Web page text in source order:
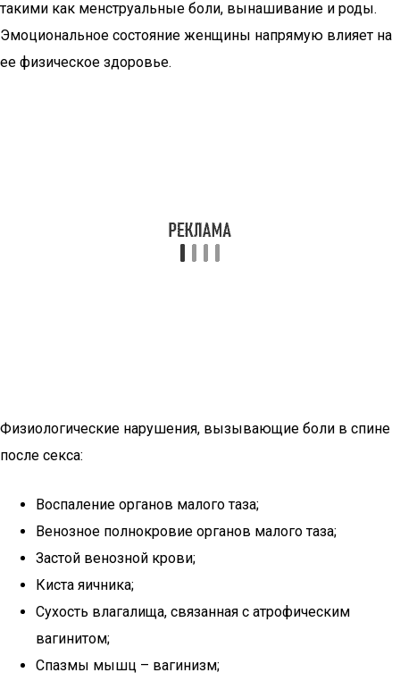
такими как менструальные боли, вынашивание и роды.
Эмоциональное состояние женщины напрямую влияет на
ее физическое здоровье.
Физиологические нарушения, вызывающие боли в спине
после секса:
Воспаление органов малого таза;
Венозное полнокровие органов малого таза;
Застой венозной крови;
Киста яичника;
Сухость влагалища, связанная с атрофическим
вагинитом;
Спазмы мышц – вагинизм;